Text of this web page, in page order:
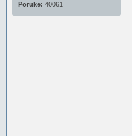
Poruke: 40061